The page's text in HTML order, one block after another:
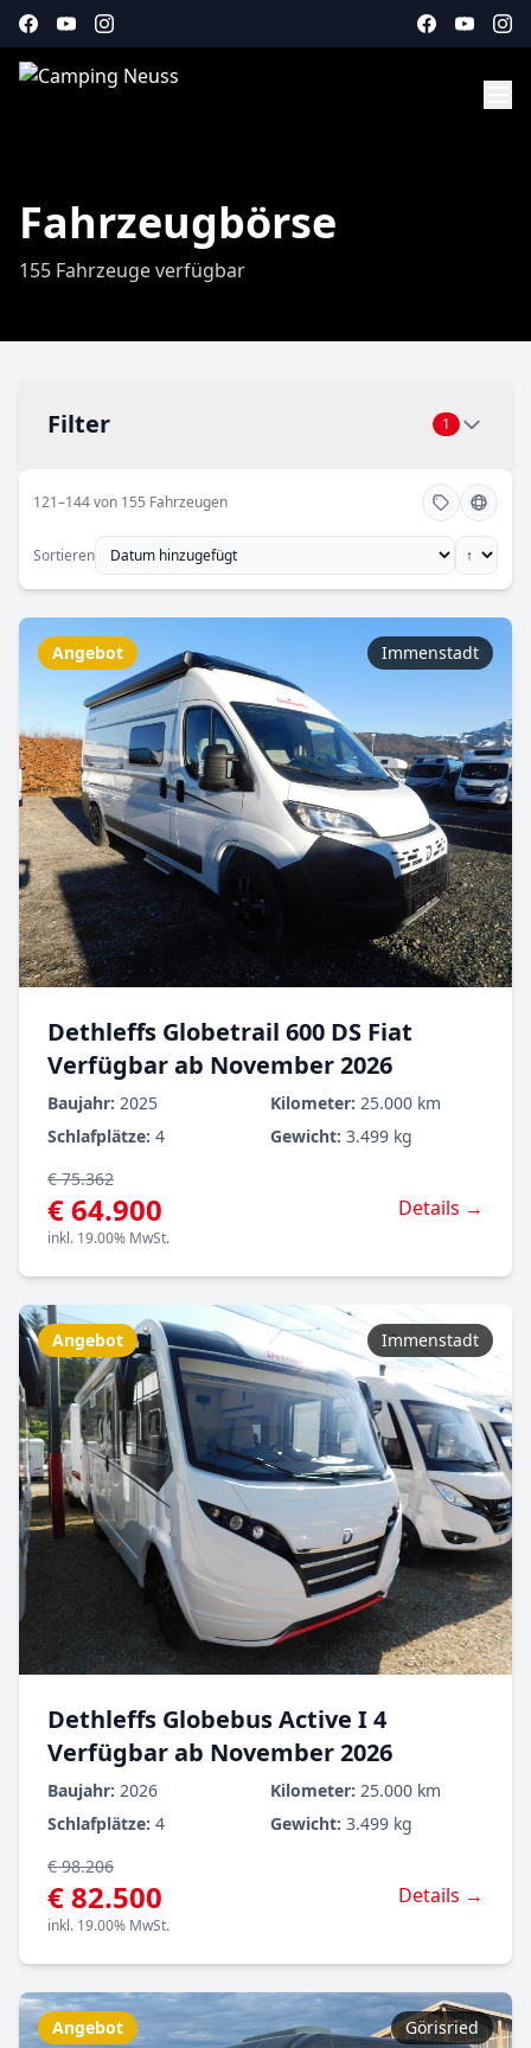
Fahrzeugbörse
155 Fahrzeuge verfügbar
Filter 1
121–144 von 155 Fahrzeugen
Sortieren
Angebot Immenstadt
Dethleffs Globetrail 600 DS Fiat
Verfügbar ab November 2026
Baujahr: 2025 Kilometer: 25.000 km
Schlafplätze: 4 Gewicht: 3.499 kg
€ 75.362
€ 64.900
inkl. 19.00% MwSt.
Details →
Angebot Immenstadt
Dethleffs Globebus Active I 4
Verfügbar ab November 2026
Baujahr: 2026 Kilometer: 25.000 km
Schlafplätze: 4 Gewicht: 3.499 kg
€ 98.206
€ 82.500
inkl. 19.00% MwSt.
Details →
Angebot Görisried